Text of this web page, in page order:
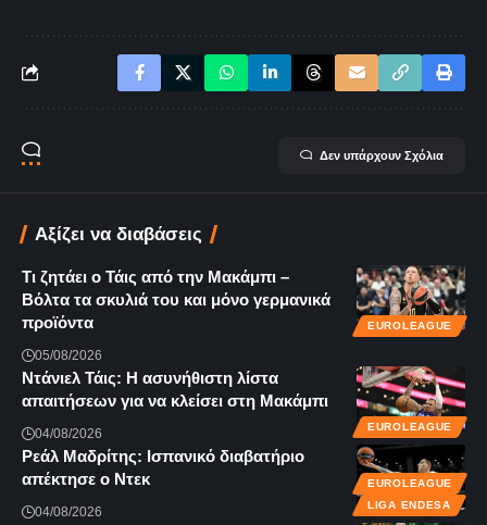
Δεν υπάρχουν Σχόλια
Αξίζει να διαβάσεις
EUROLEAGUE
Τι ζητάει ο Τάις από την Μακάμπι –
Βόλτα τα σκυλιά του και μόνο γερμανικά
προϊόντα
05/08/2026
EUROLEAGUE
Ντάνιελ Τάις: Η ασυνήθιστη λίστα
απαιτήσεων για να κλείσει στη Μακάμπι
04/08/2026
EUROLEAGUE
LIGA ENDESA
Ρεάλ Μαδρίτης: Ισπανικό διαβατήριο
απέκτησε ο Ντεκ
04/08/2026